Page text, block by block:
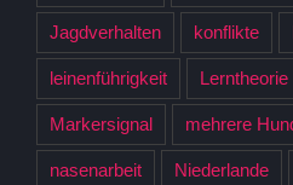
Jagdverhalten konflikte
leinenführigkeit Lerntheorie
Markersignal mehrere
nasenarbeit Niederlande